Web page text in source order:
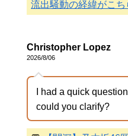
流出騒動の経緯がこ
Christopher Lopez
2026/8/06
I had a quick
could you clarify?